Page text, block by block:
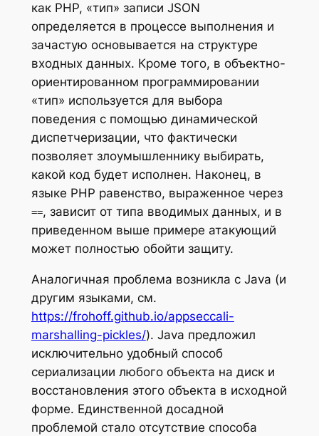
как PHP, «тип» записи JSON
определяется в процессе выполнения и
зачастую основывается на структуре
входных данных. Кроме того, в объектно-
ориентированном программировании
«тип» используется для выбора
поведения с помощью динамической
диспетчеризации, что фактически
позволяет злоумышленнику выбирать,
какой код будет исполнен. Наконец, в
языке PHP равенство, выраженное через
==, зависит от типа вводимых данных, и в
приведенном выше примере атакующий
может полностью обойти защиту.
Аналогичная проблема возникла с Java (и
другим языками, см.
https://frohoff.github.io/appseccali-
marshalling-pickles/). Java предложил
исключительно удобный способ
сериализации любого объекта на диск и
восстановления этого объекта в исходной
форме. Единственной досадной
проблемой стало отсутствие способа